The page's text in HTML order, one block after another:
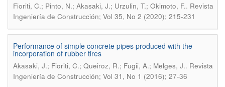
Fioriti, C.; Pinto, N.; Akasaki, J.; Urzulin, T.; Okimoto, F.. Revista
Ingeniería de Construcción; Vol 35, No 2 (2020); 215-231
Performance of simple concrete pipes produced with the
incorporation of rubber tires
Akasaki, J.; Fioriti, C.; Queiroz, R.; Fugii, A.; Melges, J.. Revista
Ingeniería de Construcción; Vol 31, No 1 (2016); 27-36